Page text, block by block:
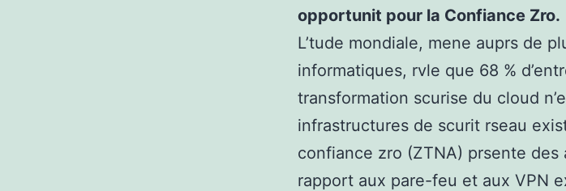
opportunit pour la Confiance Zro.
L’tude mondiale, mene auprs de
informatiques, rvle que 68 %
transformation scurise du cloud
infrastructures de scurit rseau
confiance zro (ZTNA) prsente des
rapport aux pare-feu et aux VPN